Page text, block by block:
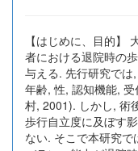
【はじめに、目的】
者における退院時の
与える. 先行研究では
年齢, 性, 認知機能,
村, 2001). しかし, 術
歩行自立度に及ぼす
ない. そこで本研究